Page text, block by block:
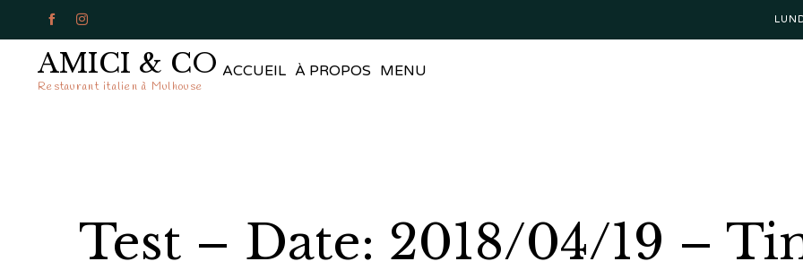
 
AMICI & CO
Restaurant italien à Mulhouse
ACCUEIL À PROPOS MENU
Test – Date: 2018/04/19 –